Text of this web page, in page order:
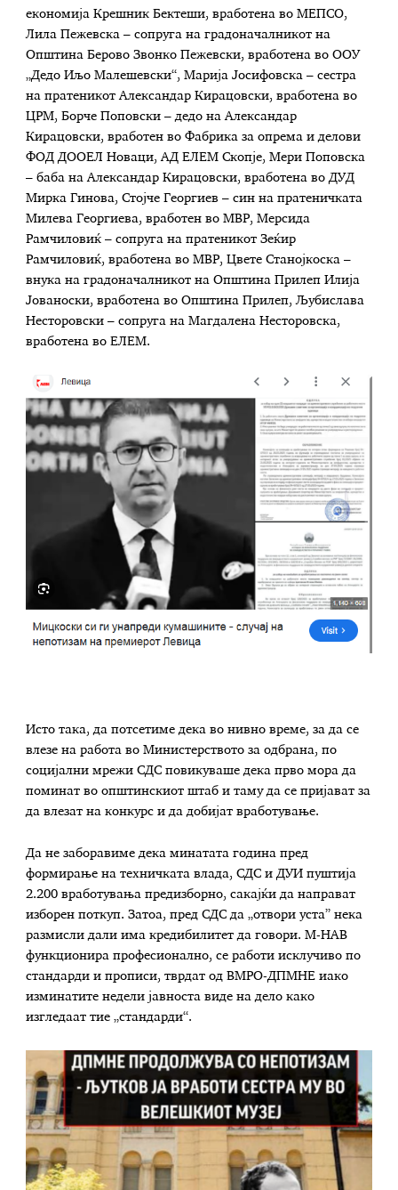
економија Крешник Бектеши, вработена во МЕПСО,
Лила Пежевска – сопруга на градоначалникот на
Општина Берово Звонко Пежевски, вработена во ООУ
„Дедо Иљо Малешевски“, Марија Јосифовска – сестра
на пратеникот Александар Кирацовски, вработена во
ЦРМ, Борче Поповски – дедо на Александар
Кирацовски, вработен во Фабрика за опрема и делови
ФОД ДООЕЛ Новаци, АД ЕЛЕМ Скопје, Мери Поповска
– баба на Александар Кирацовски, вработена во ДУД
Мирка Гинова, Стојче Георгиев – син на пратеничката
Милева Георгиева, вработен во МВР, Мерсида
Рамчиловиќ – сопруга на пратеникот Зеќир
Рамчиловиќ, вработена во МВР, Цвете Станојкоска –
внука на градоначалникот на Општина Прилеп Илија
Јованоски, вработена во Општина Прилеп, Љубислава
Несторовски – сопруга на Магдалена Несторовска,
вработена во ЕЛЕМ.
Исто така, да потсетиме дека во нивно време, за да се
влезе на работа во Министерството за одбрана, по
социјални мрежи СДС повикуваше дека прво мора да
поминат во општинскиот штаб и таму да се пријават за
да влезат на конкурс и да добијат вработување.
Да не заборавиме дека минатата година пред
формирање на техничката влада, СДС и ДУИ пуштија
2.200 вработувања предизборно, сакајќи да направат
изборен поткуп. Затоа, пред СДС да „отвори уста’’ нека
размисли дали има кредибилитет да говори. М-НАВ
функционира професионално, се работи исклучиво по
стандарди и прописи, тврдат од ВМРО-ДПМНЕ иако
изминатите недели јавноста виде на дело како
изгледаат тие „стандарди“.